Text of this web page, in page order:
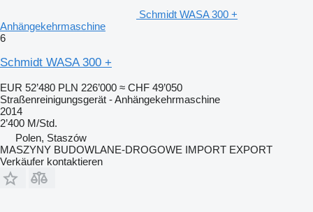
Schmidt WASA 300 +
Anhängekehrmaschine
6
Schmidt WASA 300 +
EUR 52’480 PLN 226’000 ≈ CHF 49’050
Straßenreinigungsgerät - Anhängekehrmaschine
2014
2’400 M/Std.
Polen, Staszów
MASZYNY BUDOWLANE-DROGOWE IMPORT EXPORT
Verkäufer kontaktieren